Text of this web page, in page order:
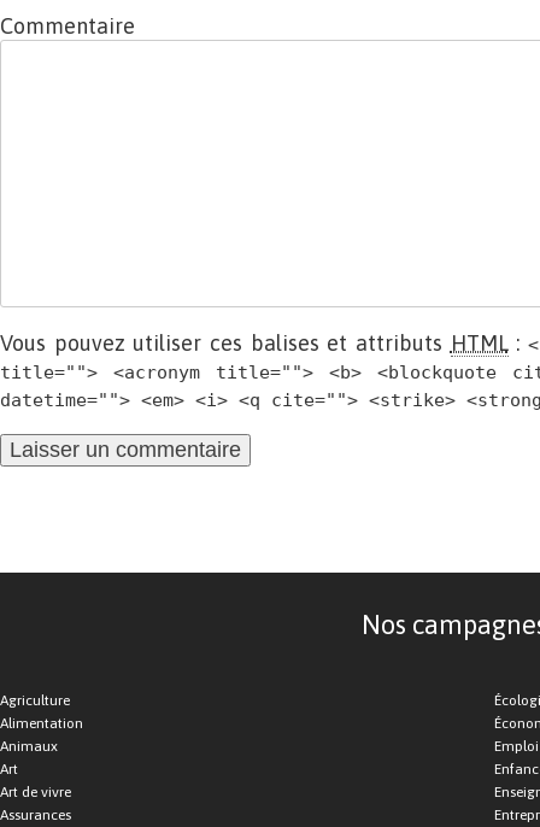
Commentaire
Vous pouvez utiliser ces balises et attributs HTML:
title=""> <acronym title=""> <b> <blockquote
datetime=""> <em> <i> <q cite=""> <strike>
Nos
Agriculture
Alimentation
Animaux
Art
Art de vivre
Assurances
Emploi